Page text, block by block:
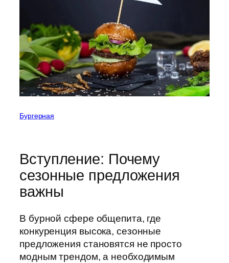
Бургерная
Вступление: Почему
сезонные предложения
важны
В бурной сфере общепита, где
конкуренция высока, сезонные
предложения становятся не просто
модным трендом, а необходимым